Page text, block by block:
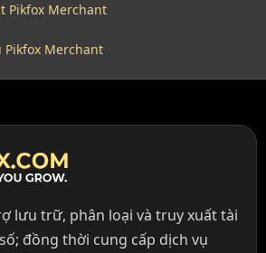
Pikfox Merchant
Pikfox Merchant
lưu trữ, phân loại và truy xuất tài
đồng thời cung cấp dịch vụ